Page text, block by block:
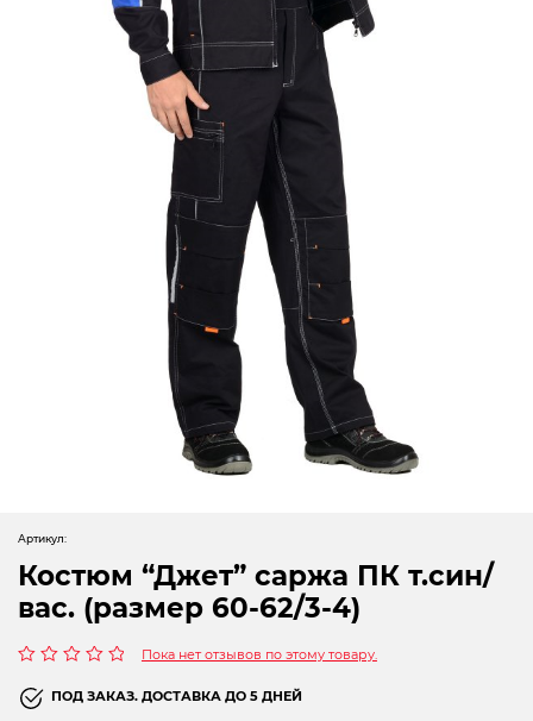
Новогодние товары
Отопление и климат
Подарочные сертификаты
Расходные материалы и оснастка
Садовая техника
Сварочное оборудование
Строительное оборудование
Артикул:
Костюм “Джет” саржа ПК т.син/
вас. (размер 60-62/3-4)
0
из
Пока нет отзывов по этому товару.
ПОД ЗАКАЗ. ДОСТАВКА ДО 5 ДНЕЙ